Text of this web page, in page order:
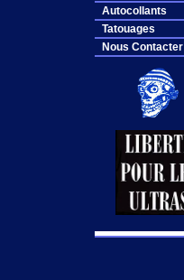
Autocollants
Tatouages
Nous Contacter